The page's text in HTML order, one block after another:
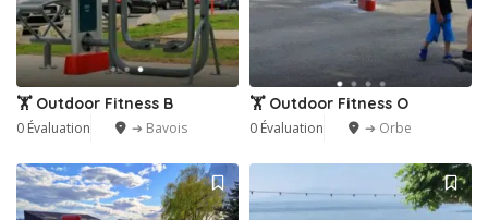
🏋️ Outdoor Fitness B
0 Évaluation ➔ Bavois
🏋️ Outdoor Fitness O
0 Évaluation ➔ Orbe